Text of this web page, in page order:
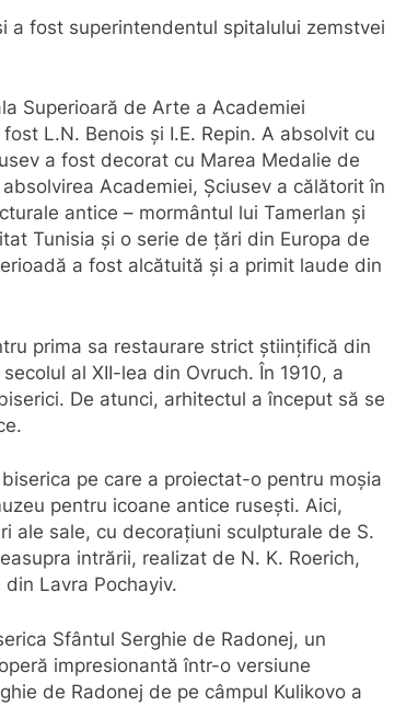
a fost superintendentul spitalului zemstvei
Superioară de Arte a Academiei
L.N. Benois și I.E. Repin. A absolvit cu
a fost decorat cu Marea Medalie de
Academiei, Șciusev a călătorit în
antice – mormântul lui Tamerlan și
Tunisia și o serie de țări din Europa de
a fost alcătuită și a primit laude din
prima sa restaurare strict științifică din
al XII-lea din Ovruch. În 1910, a
De atunci, arhitectul a început să se
pe care a proiectat-o ​​pentru moșia
pentru icoane antice rusești. Aici,
ale sale, cu decorațiuni sculpturale de S.
intrării, realizat de N. K. Roerich,
Lavra Pochayiv.
Sfântul Serghie de Radonej, un
impresionantă într-o versiune
de Radonej de pe câmpul Kulikovo a